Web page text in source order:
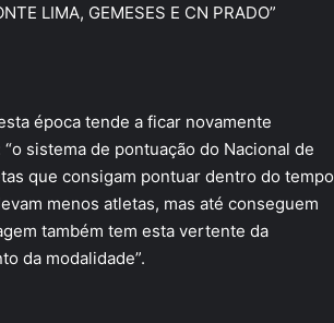
LIMA, GEMESES E CN PRADO”
época tende a ficar novamente
sistema de pontuação do Nacional de
que consigam pontuar dentro do tempo
menos atletas, mas até conseguem
também tem esta vertente da
da modalidade”.